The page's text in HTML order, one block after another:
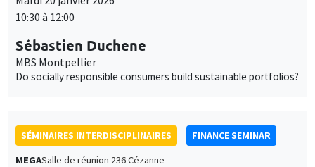
10:30 à 12:00
Sébastien Duchene
MBS Montpellier
Do socially responsible consumers build sustainable portfolios?
SÉMINAIRES INTERDISCIPLINAIRES
FINANCE SEMINAR
MEGASalle de réunion 236 Cézanne